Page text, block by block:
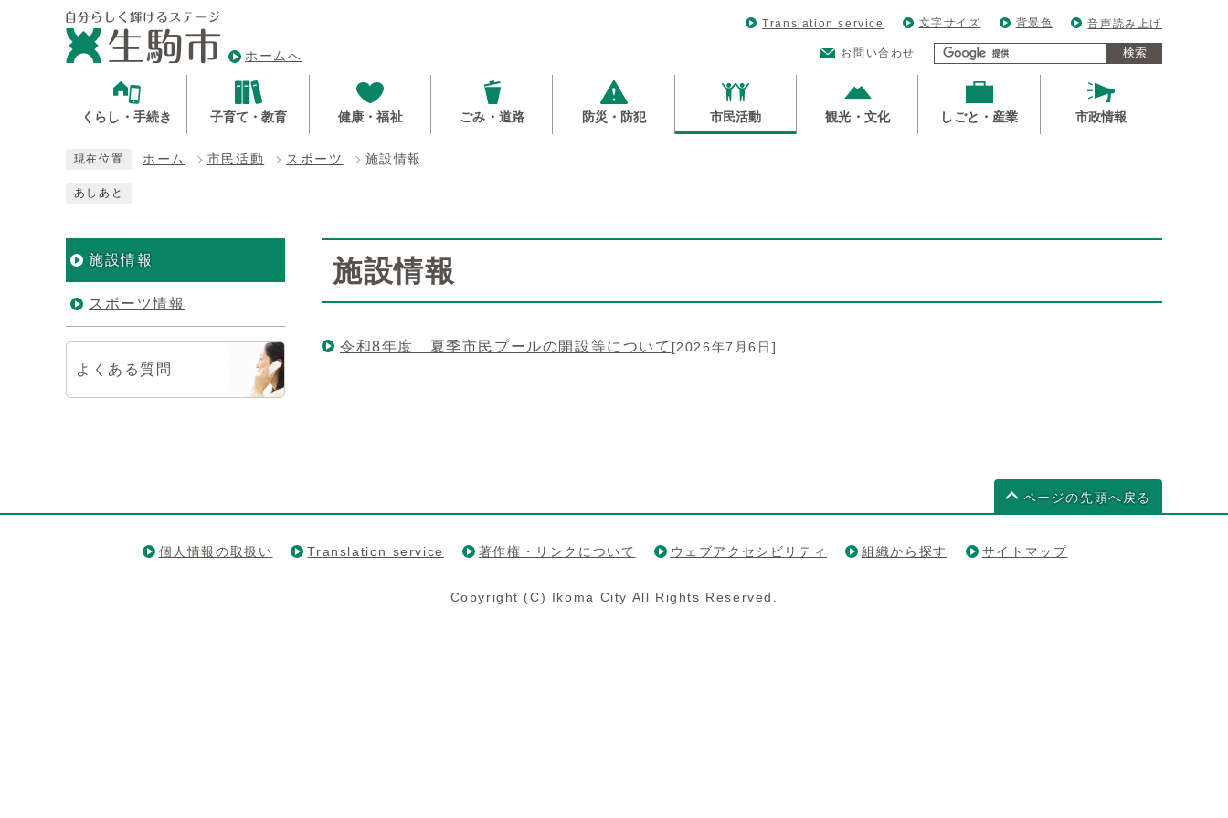
ホームへ
Translation service 文字サイズ 背景色 音声読み上げ
お問い合わせ 検索
くらし・手続き 子育て・教育 健康・福祉 ごみ・道路 防災・防犯 市民活動 観光・文化 しごと・産業 市政情報
現在位置 ホーム 市民活動 スポーツ 施設情報
あしあと
施設情報
令和8年度 夏季市民プールの開設等について [2026年7月6日]
施設情報
スポーツ情報
よくある質問
ページの先頭へ戻る
個人情報の取扱い Translation service 著作権・リンクについて ウェブアクセシビリティ 組織から探す サイトマップ
Copyright (C) Ikoma City All Rights Reserved.